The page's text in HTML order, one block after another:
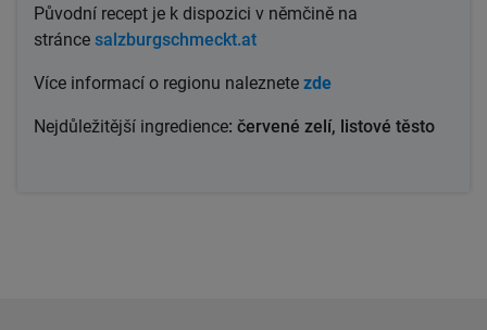
Původní recept je k dispozici v němčině na
stránce salzburgschmeckt.at
Více informací o regionu naleznete zde
Nejdůležitější ingredience: červené zelí, listové těsto